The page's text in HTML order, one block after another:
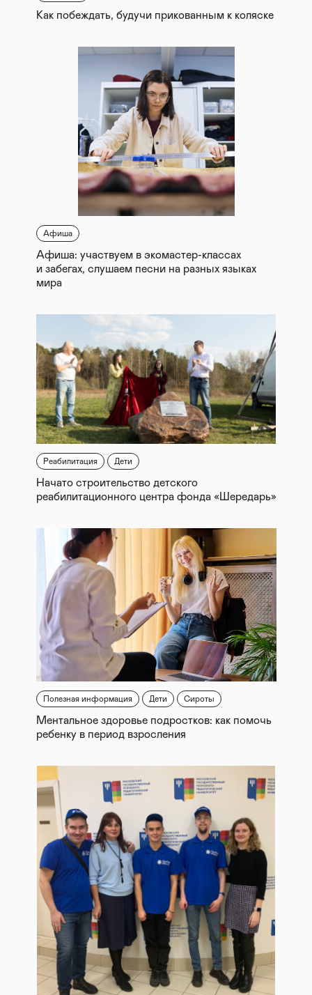
Как побеждать, будучи прикованным к коляске
Афиша
Афиша: участвуем в экомастер-классах
и забегах, слушаем песни на разных языках
мира
Реабилитация Дети
Начато строительство детского
реабилитационного центра фонда «Шередарь»
Полезная информация Дети Сироты
Ментальное здоровье подростков: как помочь
ребенку в период взросления